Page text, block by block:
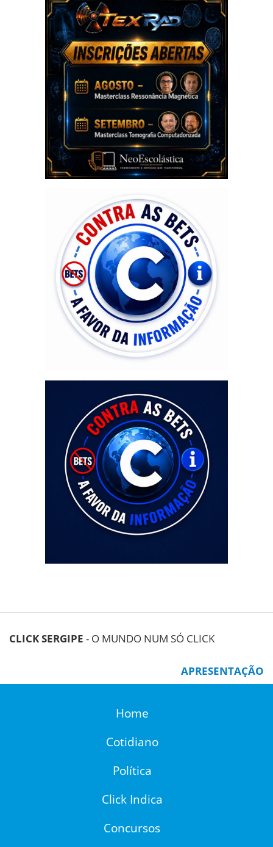
CLICK SERGIPE - O MUNDO NUM SÓ CLICK
APRESENTAÇÃO
Home
Cotidiano
Política
Click Indica
Concursos